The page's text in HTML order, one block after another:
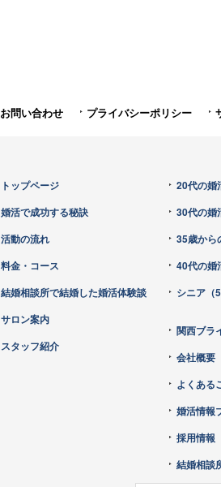
お問い合わせ プライバシーポリシー
トップページ
婚活で成功する秘訣
活動の流れ
料金・コース
結婚相談所で結婚した婚活体験談
サロン案内
スタッフ紹介
20代の婚
30代の婚
35歳から
40代の婚
シニア（
関西ブラ
会社概要
よくある
婚活情報
採用情報
結婚相談